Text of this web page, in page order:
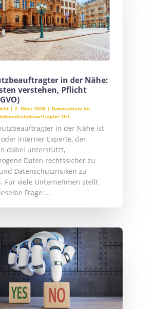
in der Nähe:
verstehen, Pflicht
| 2. März 2026| Datenschutz im
Ort
in der Nähe ist
interner Experte, der
dabei unterstützt,
Daten rechtssicher zu
Datenschutzrisiken zu
Für viele Unternehmen stellt
Frage:...